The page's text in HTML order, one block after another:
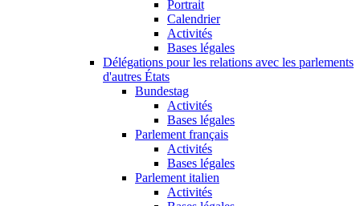
Portrait
Calendrier
Activités
Bases légales
Délégations pour les relations avec les parlements
d'autres États
Bundestag
Activités
Bases légales
Parlement français
Activités
Bases légales
Parlement italien
Activités